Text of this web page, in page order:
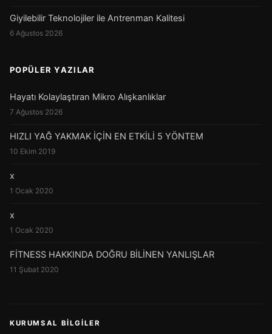
Giyilebilir Teknolojiler ile Antrenman Kalitesi
6 Ağustos 2026
POPÜLER YAZILAR
Hayatı Kolaylaştıran Mikro Alışkanlıklar
7 Ağustos 2026
HIZLI YAĞ YAKMAK İÇİN EN ETKİLİ 5 YÖNTEM
10 Ekim 2019
x
1 Ocak 2020
x
1 Ocak 2020
FİTNESS HAKKINDA DOĞRU BİLİNEN YANLIŞLAR
11 Şubat 2020
KURUMSAL BILGILER